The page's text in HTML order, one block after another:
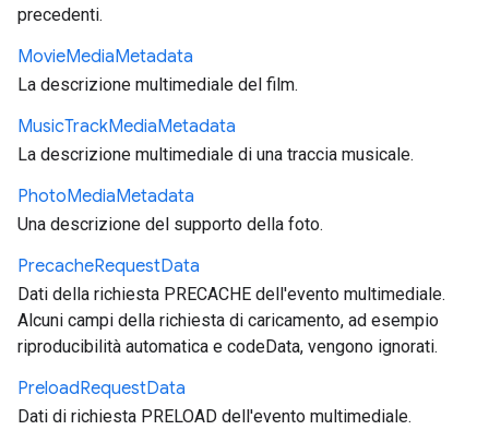
precedenti.
MovieMediaMetadata
La descrizione multimediale del film.
MusicTrackMediaMetadata
La descrizione multimediale di una traccia musicale.
PhotoMediaMetadata
Una descrizione del supporto della foto.
PrecacheRequestData
Dati della richiesta PRECACHE dell'evento multimediale.
Alcuni campi della richiesta di caricamento, ad esempio
riproducibilità automatica e codeData, vengono ignorati.
PreloadRequestData
Dati di richiesta PRELOAD dell'evento multimediale.